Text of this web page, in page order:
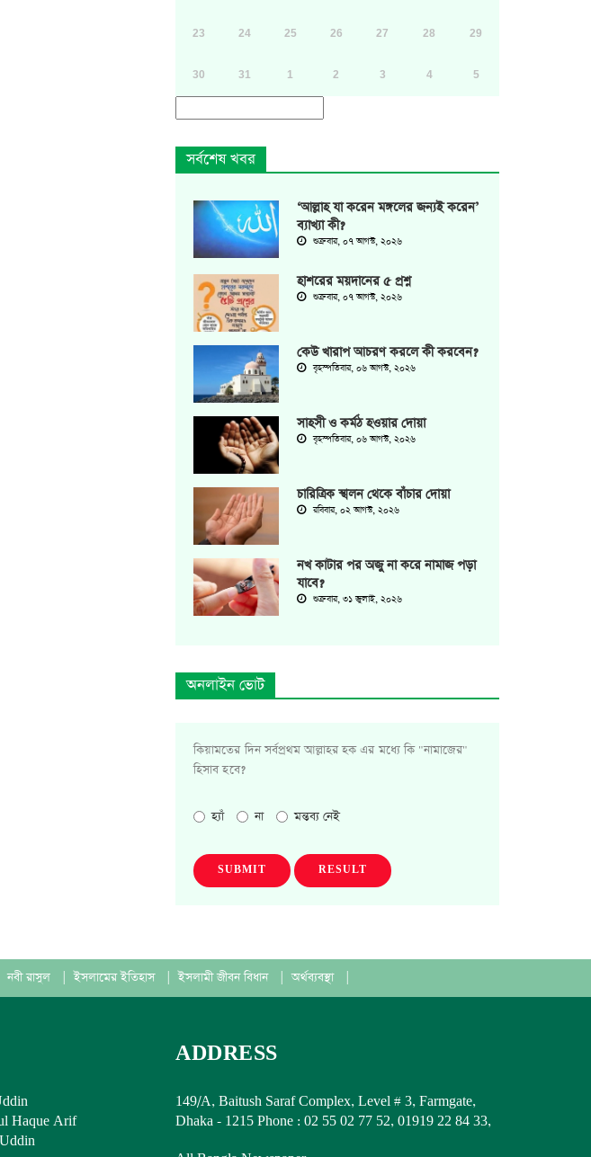
23 24 25 26 27 28 29
30 31 1 2 3 4 5
সর্বশেষ খবর
‘আল্লাহ যা করেন মঙ্গলের জন্যই করেন’
ব্যাখ্যা কী?
শুক্রবার, ০৭ আগস্ট, ২০২৬
হাশরের ময়দানের ৫ প্রশ্ন
শুক্রবার, ০৭ আগস্ট, ২০২৬
কেউ খারাপ আচরণ করলে কী করবেন?
বৃহস্পতিবার, ০৬ আগস্ট, ২০২৬
সাহসী ও কর্মঠ হওয়ার দোয়া
বৃহস্পতিবার, ০৬ আগস্ট, ২০২৬
চারিত্রিক স্খলন থেকে বাঁচার দোয়া
রবিবার, ০২ আগস্ট, ২০২৬
নখ কাটার পর অজু না করে নামাজ পড়া
যাবে?
শুক্রবার, ৩১ জুলাই, ২০২৬
অনলাইন ভোট
কিয়ামতের দিন সর্বপ্রথম আল্লাহর হক এর মধ্যে কি "নামাজের"
হিসাব হবে?
হ্যাঁ না মন্তব্য নেই
SUBMIT RESULT
নবী রাসুল ইসলামের ইতিহাস ইসলামী জীবন বিধান অর্থব্যবস্থা
Haque Arif
ADDRESS
149/A, Baitush Saraf Complex, Level # 3, Farmgate,
Dhaka - 1215 Phone : 02 55 02 77 52, 01919 22 84 33,